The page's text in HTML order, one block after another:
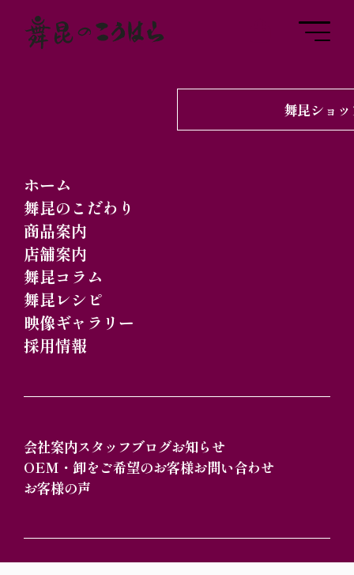
ホーム
舞昆のこだわり
商品案内
店舗案内
舞昆コラム
舞昆レシピ
映像ギャラリー
採用情報
会社案内スタッフブログお知らせ
OEM・卸をご希望のお客様お問い合わせ
お客様の声
舞昆ショ
舞昆コラム
の帰り道は、舞昆でほ
っこり」の巻
こそ、室内でゆったりと楽しめる時間がう
れしいものですね。今回は、親子でほっと
心が和らぐイベント「ま～るま～るのおた
のしみかい」をご紹介いたします。